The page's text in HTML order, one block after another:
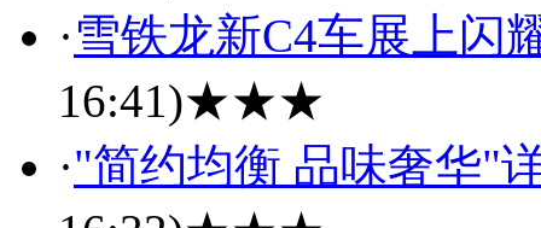
·雪铁龙新C4车展上闪
16:41)★★★
·"简约均衡 品味奢华"